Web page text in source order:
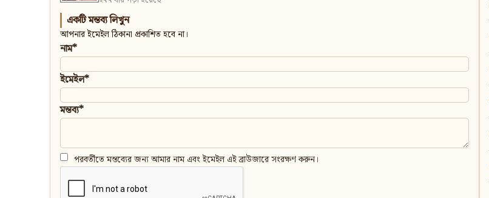
একটি মন্তব্য লিখুন
আপনার ইমেইল ঠিকানা প্রকাশিত হবে না।
নাম*
ইমেইল*
মন্তব্য*
পরবর্তীতে মন্তব্যের জন্য আমার নাম এবং ইমেইল এই ব্রাউজারে সংরক্ষণ করুন।